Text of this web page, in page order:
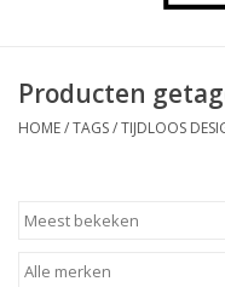
Geurkaarsen
Producten
HOME/TAGS/TIJDLOOS